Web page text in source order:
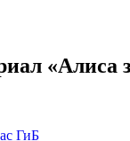
«Алиса
ГиБ